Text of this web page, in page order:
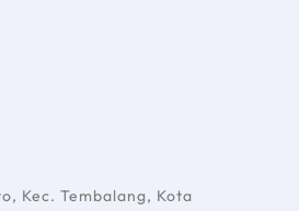
Kec. Tembalang, Kota